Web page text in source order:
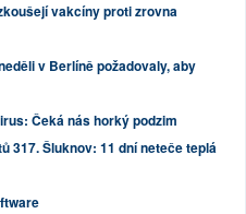
vakcíny proti zrovna
v Berlíně požadovaly, aby
Čeká nás horký podzim
317. Šluknov: 11 dní neteče teplá